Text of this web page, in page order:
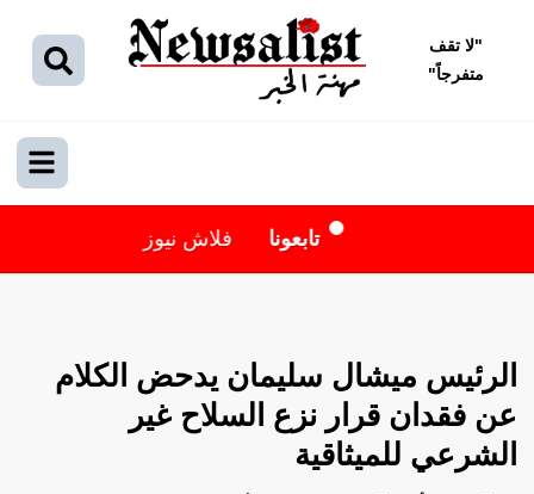
"لا تقف
متفرجاً"
تابعونا فلاش نيوز
الرئيس ميشال سليمان يدحض الكلام
عن فقدان قرار نزع السلاح غير
الشرعي للميثاقية